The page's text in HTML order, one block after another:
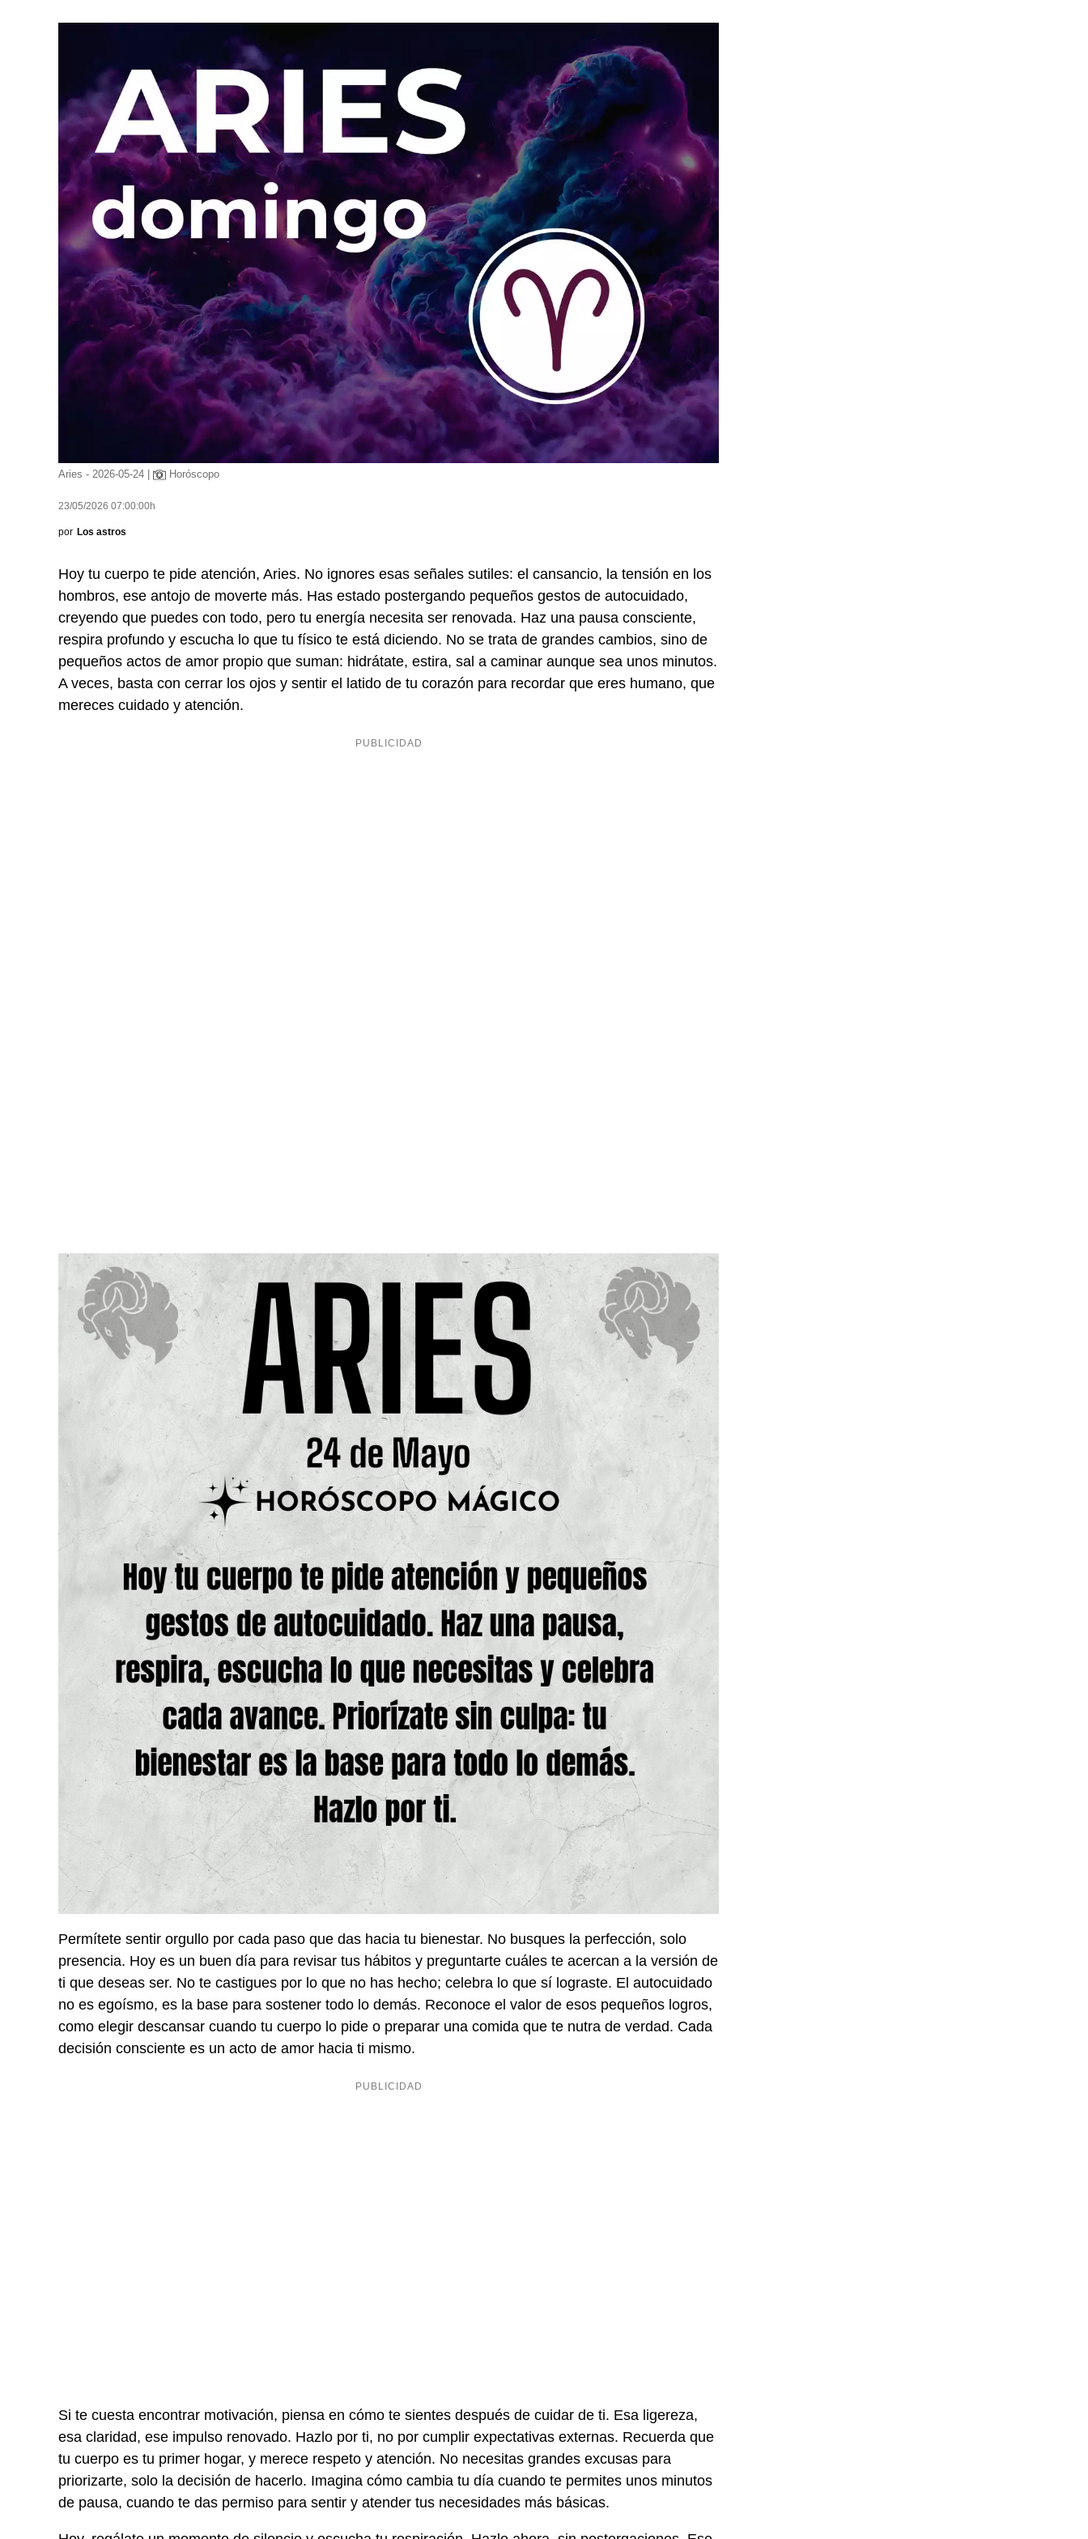
Aries - 2026-05-24 | Horóscopo
23/05/2026 07:00:00h
por Los astros
Hoy tu cuerpo te pide atención, Aries. No ignores esas señales sutiles: el cansancio, la tensión en los
hombros, ese antojo de moverte más. Has estado postergando pequeños gestos de autocuidado,
creyendo que puedes con todo, pero tu energía necesita ser renovada. Haz una pausa consciente,
respira profundo y escucha lo que tu físico te está diciendo. No se trata de grandes cambios, sino de
pequeños actos de amor propio que suman: hidrátate, estira, sal a caminar aunque sea unos minutos.
A veces, basta con cerrar los ojos y sentir el latido de tu corazón para recordar que eres humano, que
mereces cuidado y atención.
Permítete sentir orgullo por cada paso que das hacia tu bienestar. No busques la perfección, solo
presencia. Hoy es un buen día para revisar tus hábitos y preguntarte cuáles te acercan a la versión de
ti que deseas ser. No te castigues por lo que no has hecho; celebra lo que sí lograste. El autocuidado
no es egoísmo, es la base para sostener todo lo demás. Reconoce el valor de esos pequeños logros,
como elegir descansar cuando tu cuerpo lo pide o preparar una comida que te nutra de verdad. Cada
decisión consciente es un acto de amor hacia ti mismo.
Si te cuesta encontrar motivación, piensa en cómo te sientes después de cuidar de ti. Esa ligereza,
esa claridad, ese impulso renovado. Hazlo por ti, no por cumplir expectativas externas. Recuerda que
tu cuerpo es tu primer hogar, y merece respeto y atención. No necesitas grandes excusas para
priorizarte, solo la decisión de hacerlo. Imagina cómo cambia tu día cuando te permites unos minutos
de pausa, cuando te das permiso para sentir y atender tus necesidades más básicas.